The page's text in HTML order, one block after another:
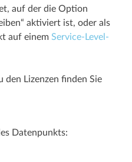
auf der die Option
aktiviert ist, oder als
auf einem Service-Level-
Lizenzen finden Sie
Datenpunkts: